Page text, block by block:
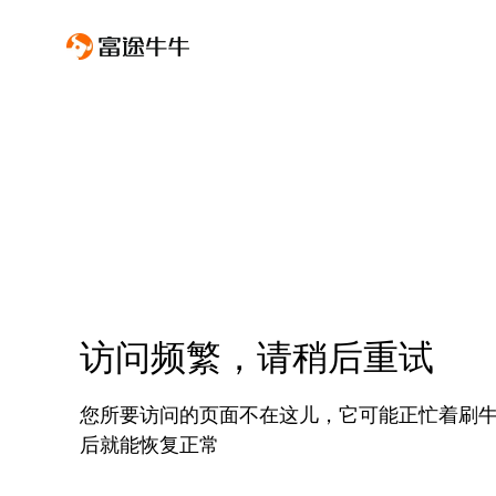
访问频繁，请稍后重试
您所要访问的页面不在这儿，它可能正忙着刷
后就能恢复正常